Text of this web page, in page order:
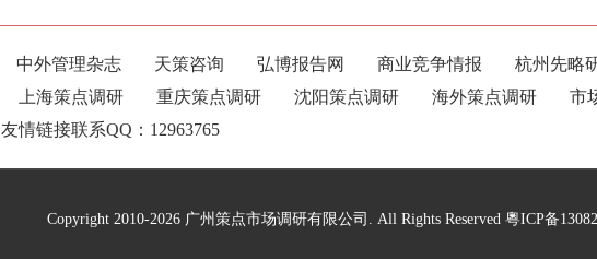
中外管理杂志 天策咨询 弘博报告网 商业竞争情报
杭州先略
上海策点调研 重庆策点调研 沈阳策点调研 海外策点调研
市
友情链接联系QQ：12963765
Copyright 2010-2026 广州策点市场调研有限公司. All Rights Reserved 粵ICP备